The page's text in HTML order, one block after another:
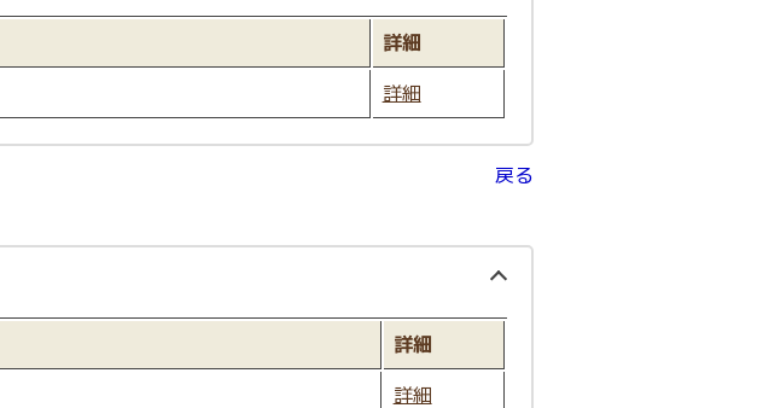
詳細
詳細
戻る
詳細
詳細